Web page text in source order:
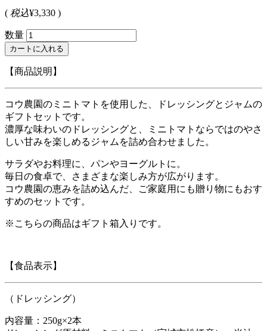
( 税込¥3,330 )
数量
【商品説明】
コウ農園のミニトマトを使用した、ドレッシングとジャムの
ギフトセットです。
濃厚な味わいのドレッシングと、ミニトマトならではのやさ
しい甘みを楽しめるジャムを詰め合わせました。
サラダやお料理に、パンやヨーグルトに。
毎日の食卓で、さまざまな楽しみ方が広がります。
コウ農園の恵みを詰め込んだ、ご家庭用にも贈り物にもおす
すめのセットです。
※こちらの商品はギフト箱入りです。
【食品表示】
（ドレッシング）
内容量：250g×2本